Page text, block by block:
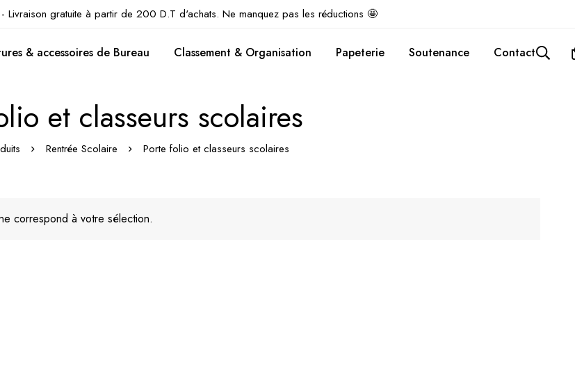
Livraison gratuite à partir de 200 D.T d'achats. Ne manquez pas les réductions 🤩
& accessoires de Bureau Classement & Organisation Papeterie Soutenance Contact
et classeurs scolaires
Rentrée Scolaire Porte folio et classeurs scolaires
correspond à votre sélection.